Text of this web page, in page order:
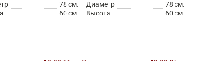
78 см.
60 см.
Диаметр
78 см.
Высота
60 см.